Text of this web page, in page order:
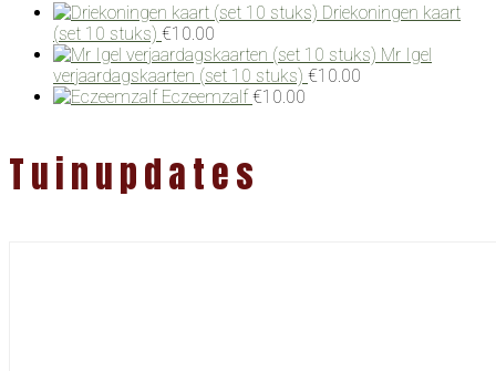
Driekoningen kaart
(set 10 stuks) €10.00
Mr Igel
verjaardagskaarten (set 10 stuks) €10.00
Eczeemzalf €10.00
Tuinupdates